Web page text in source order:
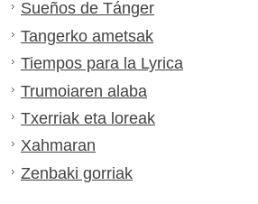
Sueños de Tánger
Tangerko ametsak
Tiempos para la Lyrica
Trumoiaren alaba
Txerriak eta loreak
Xahmaran
Zenbaki gorriak